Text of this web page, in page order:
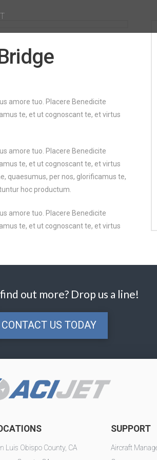
amore tuo. Placere Benedicite
te, et ut cognoscant te, et virtus
amore tuo. Placere Benedicite
te, et ut cognoscant te, et virtus
quaesumus, per nos, glorificamus te,
hoc productum.
amore tuo. Placere Benedicite
te, et ut cognoscant te, et virtus
out more? Drop us a line!
CONTACT US TODAY
Luis Obispo County, CA
SUPPORT
Aircraft